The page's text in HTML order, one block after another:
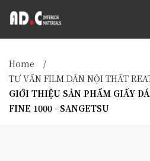
ADC
GIẤY
FILM
Home
/
TƯ VẤN FILM DÁN NỘI THẤT
GIỚI THIỆU SẢN PHẨM GIẤY
FINE 1000 - SANGETSU